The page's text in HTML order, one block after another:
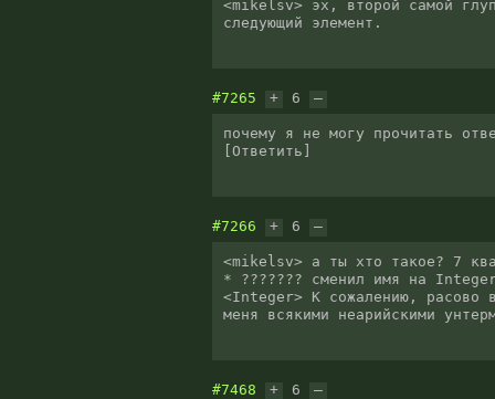
<mikelsv> эх, второй самой
следующий элемент.
#7265 + 6 –
почему я не могу прочитать
#7266 + 6 –
<mikelsv> а ты хто такое? 7
* ??????? сменил имя на
<Integer> К сожалению, расово
меня всякими неарийскими
#7468 + 6 –